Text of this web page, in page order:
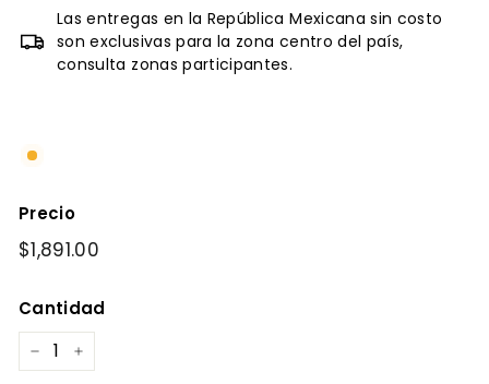
Las entregas en la República Mexicana sin costo
son exclusivas para la zona centro del país,
consulta zonas participantes.
Precio
Precio
$1,891.00
Cantidad
− +